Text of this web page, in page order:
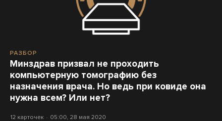
РАЗБОР
Минздрав призвал не проходить
компьютерную томографию без
назначения врача. Но ведь при ковиде она
нужна всем? Или нет?
12 карточек 05:00, 28 мая 2020